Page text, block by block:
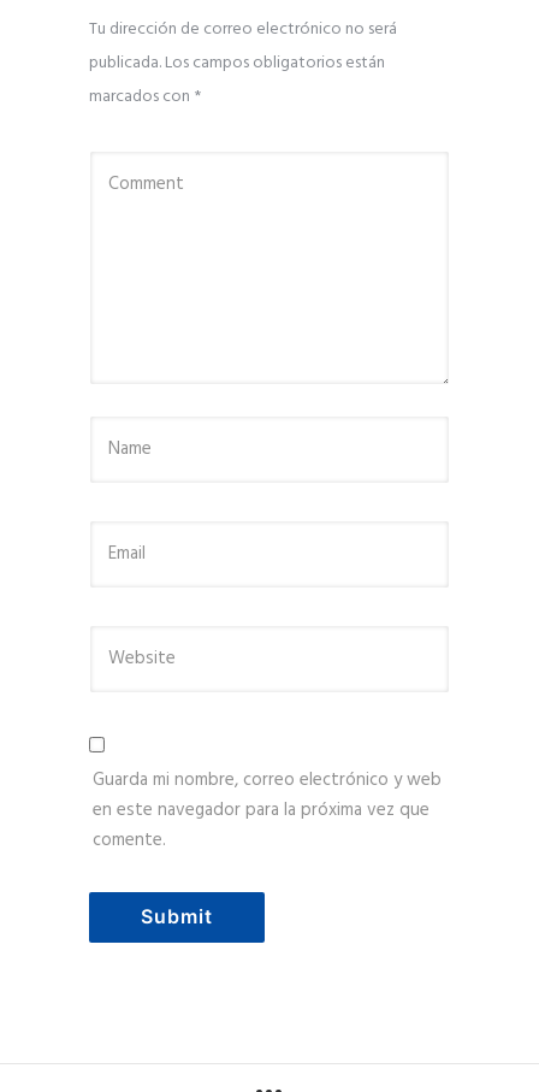
Tu dirección de correo electrónico no será
publicada.Los campos obligatorios están
marcados con *
Guarda mi nombre, correo electrónico y web
en este navegador para la próxima vez que
comente.